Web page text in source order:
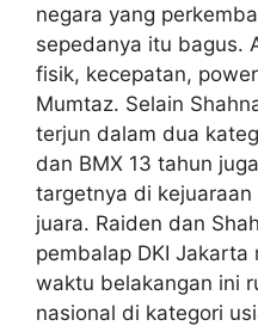
negara yang
sepedanya itu bagus.
fisik, kecepatan,
Mumtaz. Selain
terjun dalam dua
dan BMX 13 tahun
targetnya di
juara. Raiden dan
pembalap DKI
waktu belakangan ini
nasional di kategori